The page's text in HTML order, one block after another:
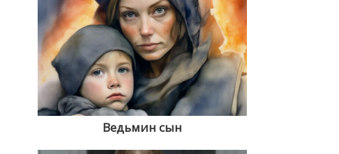
Ведьмин сын